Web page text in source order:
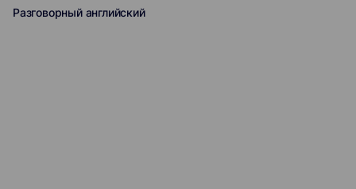
Разговорный английский